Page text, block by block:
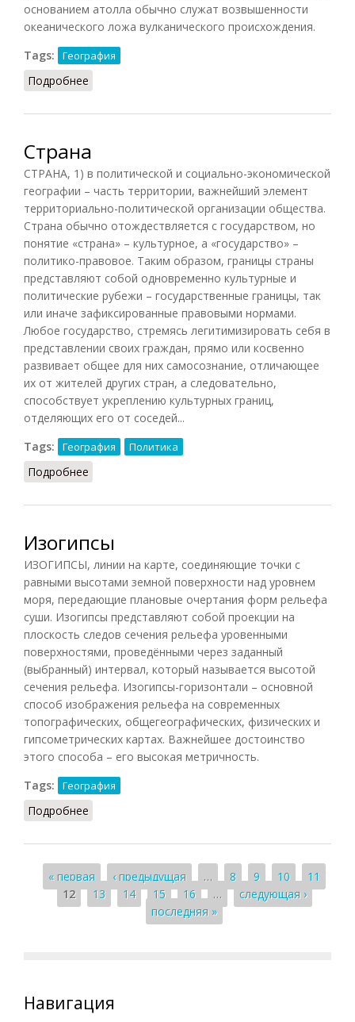
основанием атолла обычно служат возвышенности
океанического ложа вулканического происхождения.
Tags:
География
Подробнее
Страна
СТРАНА, 1) в политической и социально-экономической
географии – часть территории, важнейший элемент
территориально-политической организации общества.
Страна обычно отождествляется с государством, но
понятие «страна» – культурное, а «государство» –
политико-правовое. Таким образом, границы страны
представляют собой одновременно культурные и
политические рубежи – государственные границы, так
или иначе зафиксированные правовыми нормами.
Любое государство, стремясь легитимизировать себя в
представлении своих граждан, прямо или косвенно
развивает общее для них самосознание, отличающее
их от жителей других стран, а следовательно,
способствует укреплению культурных границ,
отделяющих его от соседей...
Tags:
География Политика
Подробнее
Изогипсы
ИЗОГИПСЫ, линии на карте, соединяющие точки с
равными высотами земной поверхности над уровнем
моря, передающие плановые очертания форм рельефа
суши. Изогипсы представляют собой проекции на
плоскость следов сечения рельефа уровенными
поверхностями, проведёнными через заданный
(выбранный) интервал, который называется высотой
сечения рельефа. Изогипсы-горизонтали – основной
способ изображения рельефа на современных
топографических, общегеографических, физических и
гипсометрических картах. Важнейшее достоинство
этого способа – его высокая метричность.
Tags:
География
Подробнее
Страницы
« первая ‹ предыдущая … 8 9 10
11
12
13 14 15 16 …
следующая ›
последняя »
Навигация